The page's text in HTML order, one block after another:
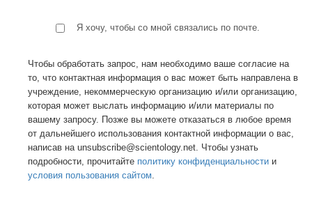
Я хочу, чтобы со мной связались по почте.
Чтобы обработать запрос, нам необходимо ваше согласие на
то, что контактная информация о вас может быть направлена в
учреждение, некоммерческую организацию и/или организацию,
которая может выслать информацию и/или материалы по
вашему запросу. Позже вы можете отказаться в любое время
от дальнейшего использования контактной информации о вас,
написав на unsubscribe@scientology.net. Чтобы узнать
подробности, прочитайте политику конфиденциальности и
условия пользования сайтом.